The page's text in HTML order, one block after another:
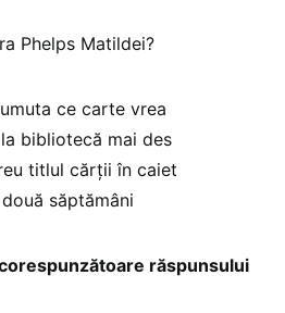
Phelps Matildei?
ce carte vrea
bibliotecă mai des
titlul cărții în caiet
săptămâni
răspunsului